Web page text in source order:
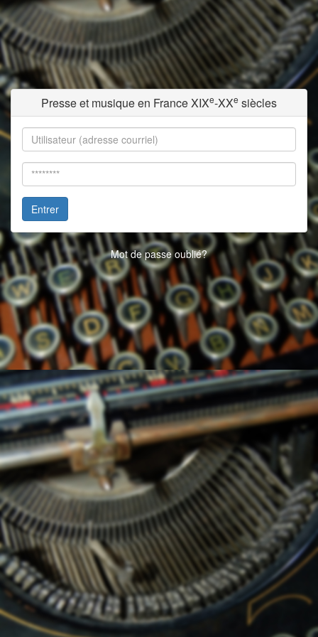
Presse et musique en France XIXe-XXe siècles
Entrer
Mot de passe oublié?